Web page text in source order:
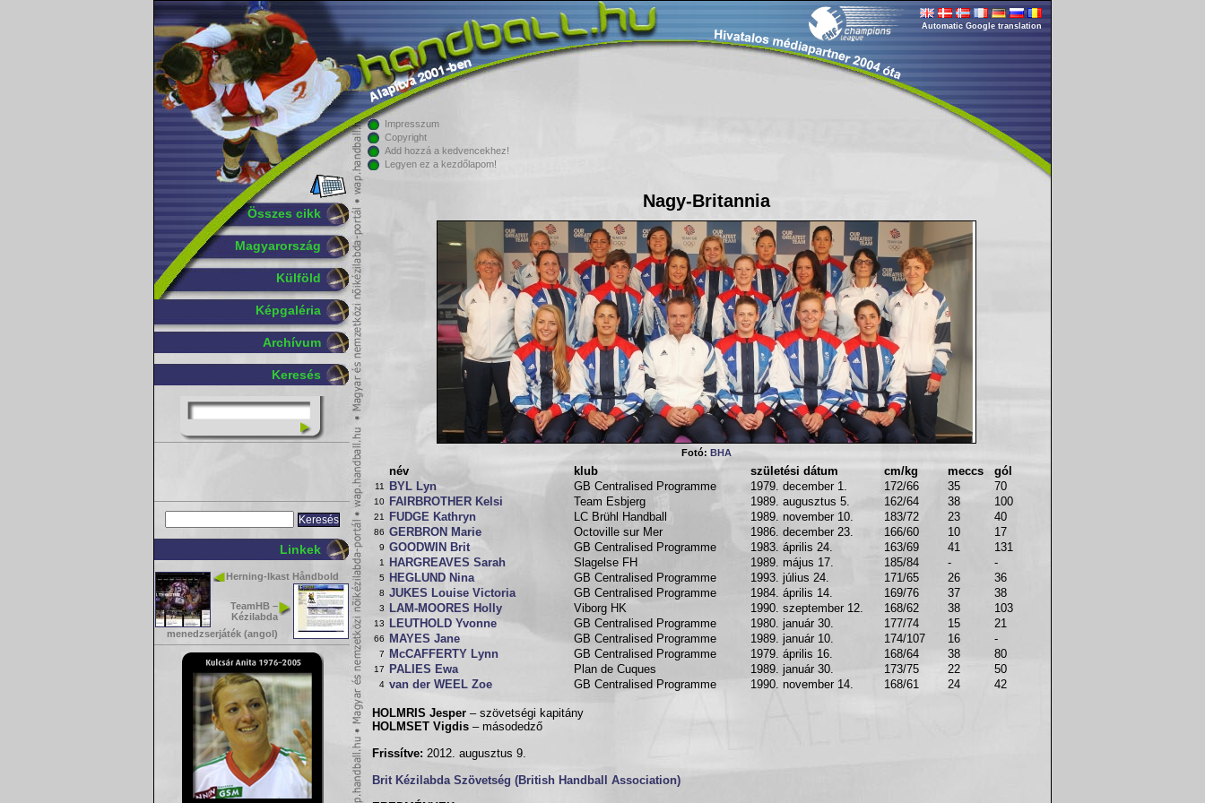
Összes cikk
Magyarország
Külföld
Képgaléria
Archívum
Keresés
Linkek
Herning-Ikast Håndbold
TeamHB –
Kézilabda
menedzserjáték (angol)
Automatic Google translation
Impresszum
Copyright
Add hozzá a kedvencekhez!
Legyen ez a kezdőlapom!
Nagy-Britannia
Fotó: BHA
név klub születési dátum cm/kg meccs gól
11 BYL Lyn GB Centralised Programme 1979. december 1. 172/66 35 70
10 FAIRBROTHER Kelsi Team Esbjerg 1989. augusztus 5. 162/64 38 100
21 FUDGE Kathryn LC Brühl Handball 1989. november 10. 183/72 23 40
86 GERBRON Marie Octoville sur Mer 1986. december 23. 166/60 10 17
9 GOODWIN Brit GB Centralised Programme 1983. április 24. 163/69 41 131
1 HARGREAVES Sarah Slagelse FH 1989. május 17. 185/84 - -
5 HEGLUND Nina GB Centralised Programme 1993. július 24. 171/65 26 36
8 JUKES Louise Victoria GB Centralised Programme 1984. április 14. 169/76 37 38
3 LAM-MOORES Holly Viborg HK 1990. szeptember 12. 168/62 38 103
13 LEUTHOLD Yvonne GB Centralised Programme 1980. január 30. 177/74 15 21
66 MAYES Jane GB Centralised Programme 1989. január 10. 174/107 16 -
7 McCAFFERTY Lynn GB Centralised Programme 1979. április 16. 168/64 38 80
17 PALIES Ewa Plan de Cuques 1989. január 30. 173/75 22 50
4 van der WEEL Zoe GB Centralised Programme 1990. november 14. 168/61 24 42
HOLMRIS Jesper – szövetségi kapitány
HOLMSET Vigdis – másodedző
Frissítve: 2012. augusztus 9.
Brit Kézilabda Szövetség (British Handball Association)